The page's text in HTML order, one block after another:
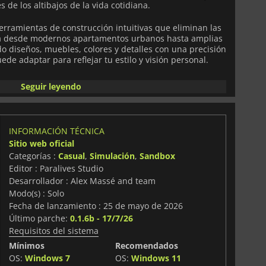
de los altibajos de la vida cotidiana.
de construcción intuitivas que eliminan las
modernos apartamentos urbanos hasta amplias
diseños, muebles, colores y detalles con una precisión
adaptar para reflejar tu estilo y visión personal.
ofrece una rica simulación social donde los
se enamoran, persiguen carreras, forman familias y
personalidades, decisiones e interacciones crean
naturalmente con el tiempo, haciendo que cada
llena de oportunidades, momentos memorables y
estés creando el hogar perfecto, contando historias
con nuevos estilos de vida, el mundo se
libertad del jugador en su núcleo,Paraliveste invita a
a tu manera. Cada personaje tiene una historia.
que suceda a continuación depende completamente
Seguir leyendo
INFORMACIÓN TÉCNICA
Sitio web oficial
Categorías : Casual, Simulación, Sandbox
Editor : Paralives Studio
Desarrollador : Alex Massé and team
Modo(s) : Solo
Fecha de lanzamiento : 25 de mayo de 2026
Último parche: 0.1.6b - 17/7/26
Requisitos del sistema
Mínimos
OS: Windows 7
Recomendados
OS:Windows 11